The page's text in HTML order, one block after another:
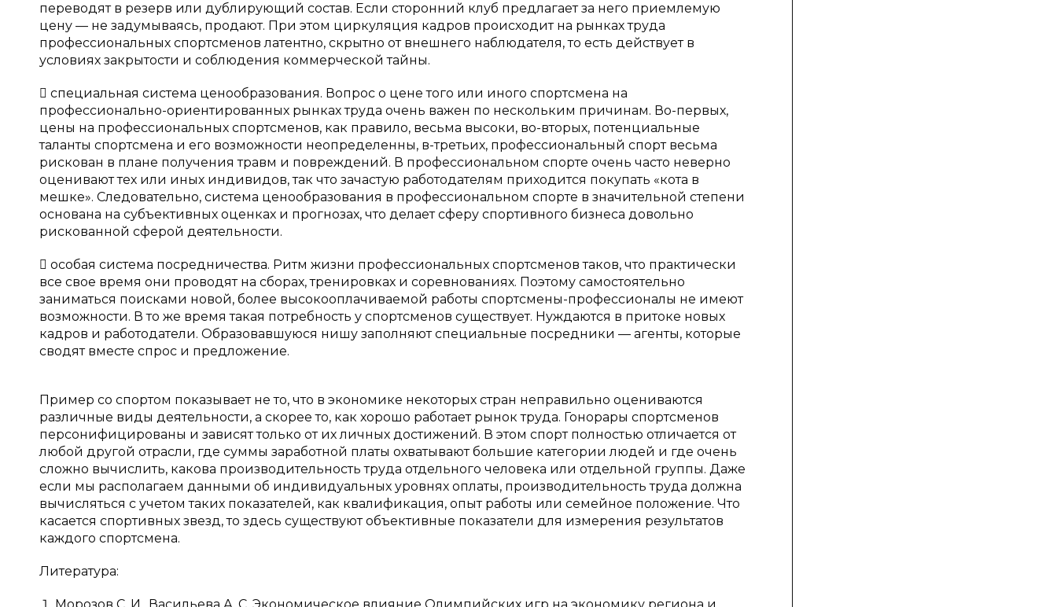
переводят в резерв или дублирующий состав. Если сторонний клуб предлагает за него приемлемую
цену — не задумываясь, продают. При этом циркуляция кадров происходит на рынках труда
профессиональных спортсменов латентно, скрытно от внешнего наблюдателя, то есть действует в
условиях закрытости и соблюдения коммерческой тайны.
 специальная система ценообразования. Вопрос о цене того или иного спортсмена на
профессионально-ориентированных рынках труда очень важен по нескольким причинам. Во-первых,
цены на профессиональных спортсменов, как правило, весьма высоки, во-вторых, потенциальные
таланты спортсмена и его возможности неопределенны, в-третьих, профессиональный спорт весьма
рискован в плане получения травм и повреждений. В профессиональном спорте очень часто неверно
оценивают тех или иных индивидов, так что зачастую работодателям приходится покупать «кота в
мешке». Следовательно, система ценообразования в профессиональном спорте в значительной степени
основана на субъективных оценках и прогнозах, что делает сферу спортивного бизнеса довольно
рискованной сферой деятельности.
 особая система посредничества. Ритм жизни профессиональных спортсменов таков, что практически
все свое время они проводят на сборах, тренировках и соревнованиях. Поэтому самостоятельно
заниматься поисками новой, более высокооплачиваемой работы спортсмены-профессионалы не имеют
возможности. В то же время такая потребность у спортсменов существует. Нуждаются в притоке новых
кадров и работодатели. Образовавшуюся нишу заполняют специальные посредники — агенты, которые
сводят вместе спрос и предложение.
Пример со спортом показывает не то, что в экономике некоторых стран неправильно оцениваются
различные виды деятельности, а скорее то, как хорошо работает рынок труда. Гонорары спортсменов
персонифицированы и зависят только от их личных достижений. В этом спорт полностью отличается от
любой другой отрасли, где суммы заработной платы охватывают большие категории людей и где очень
сложно вычислить, какова производительность труда отдельного человека или отдельной группы. Даже
если мы располагаем данными об индивидуальных уровнях оплаты, производительность труда должна
вычисляться с учетом таких показателей, как квалификация, опыт работы или семейное положение. Что
касается спортивных звезд, то здесь существуют объективные показатели для измерения результатов
каждого спортсмена.
Литература: